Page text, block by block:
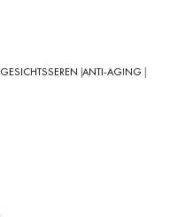
GESICHTSSEREN ANTI-AGING